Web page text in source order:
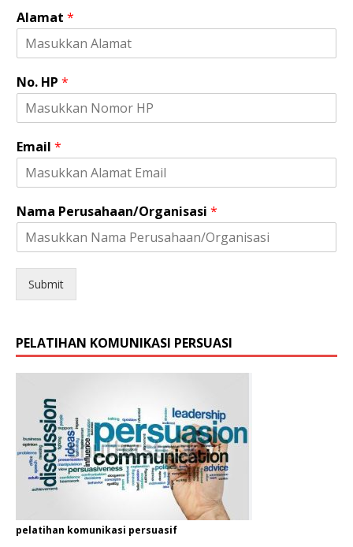
l
m
n
Alamat *
No. HP *
Email *
Nama Perusahaan/Organisasi *
Submit
PELATIHAN KOMUNIKASI PERSUASI
pelatihan komunikasi persuasif